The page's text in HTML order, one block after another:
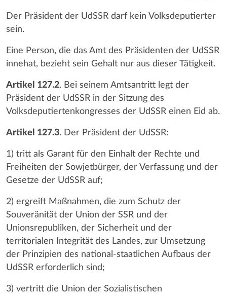
Der Präsident der UdSSR darf kein Volksdeputierter
sein.
Eine Person, die das Amt des Präsidenten der UdSSR
innehat, bezieht sein Gehalt nur aus dieser Tätigkeit.
Artikel 127.2. Bei seinem Amtsantritt legt der
Präsident der UdSSR in der Sitzung des
Volksdeputiertenkongresses der UdSSR einen Eid ab.
Artikel 127.3. Der Präsident der UdSSR:
1) tritt als Garant für den Einhalt der Rechte und
Freiheiten der Sowjetbürger, der Verfassung und der
Gesetze der UdSSR auf;
2) ergreift Maßnahmen, die zum Schutz der
Souveränität der Union der SSR und der
Unionsrepubliken, der Sicherheit und der
territorialen Integrität des Landes, zur Umsetzung
der Prinzipien des national-staatlichen Aufbaus der
UdSSR erforderlich sind;
3) vertritt die Union der Sozialistischen